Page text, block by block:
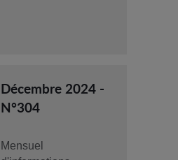
Décembre 2024 -
N°304
Mensuel